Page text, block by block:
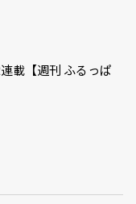
載【週刊 ふるっぱ